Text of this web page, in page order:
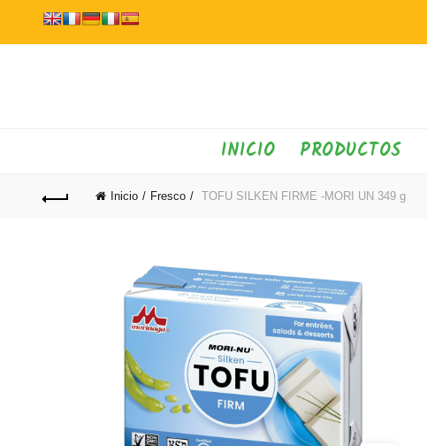
INICIO PRODUCTOS
Inicio Fresco TOFU SILKEN FIRME -MORI UN 349 g